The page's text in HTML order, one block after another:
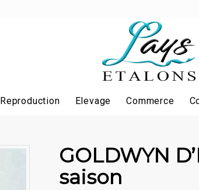
Reproduction Elevage Commerce
GOLDWYN
saison